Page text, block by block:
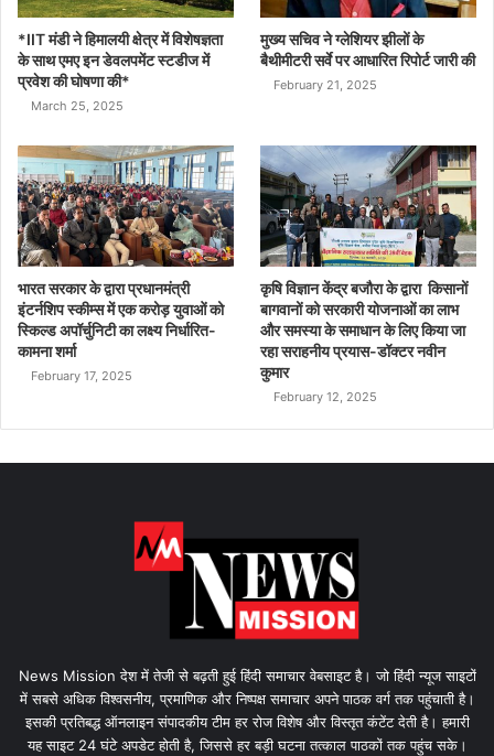
*IIT मंडी ने हिमालयी क्षेत्र में विशेषज्ञता
के साथ एमए इन डेवलपमेंट स्टडीज में
प्रवेश की घोषणा की*
March 25, 2025
मुख्य सचिव ने ग्लेशियर झीलों के
बैथीमीटरी सर्वे पर आधारित रिपोर्ट जारी की
February 21, 2025
भारत सरकार के द्वारा प्रधानमंत्री
इंटर्नशिप स्कीम्स में एक करोड़ युवाओं को
स्किल्ड अपॉर्चुनिटी का लक्ष्य निर्धारित-
कामना शर्मा
February 17, 2025
कृषि विज्ञान केंद्र बजौरा के द्वारा किसानों
बागवानों को सरकारी योजनाओं का लाभ
और समस्या के समाधान के लिए किया जा
रहा सराहनीय प्रयास-डॉक्टर नवीन
कुमार
February 12, 2025
News Mission देश में तेजी से बढ़ती हुई हिंदी समाचार वेबसाइट है। जो हिंदी न्यूज साइटों
में सबसे अधिक विश्वसनीय, प्रमाणिक और निष्पक्ष समाचार अपने पाठक वर्ग तक पहुंचाती है।
इसकी प्रतिबद्ध ऑनलाइन संपादकीय टीम हर रोज विशेष और विस्तृत कंटेंट देती है। हमारी
यह साइट 24 घंटे अपडेट होती है, जिससे हर बड़ी घटना तत्काल पाठकों तक पहुंच सके।